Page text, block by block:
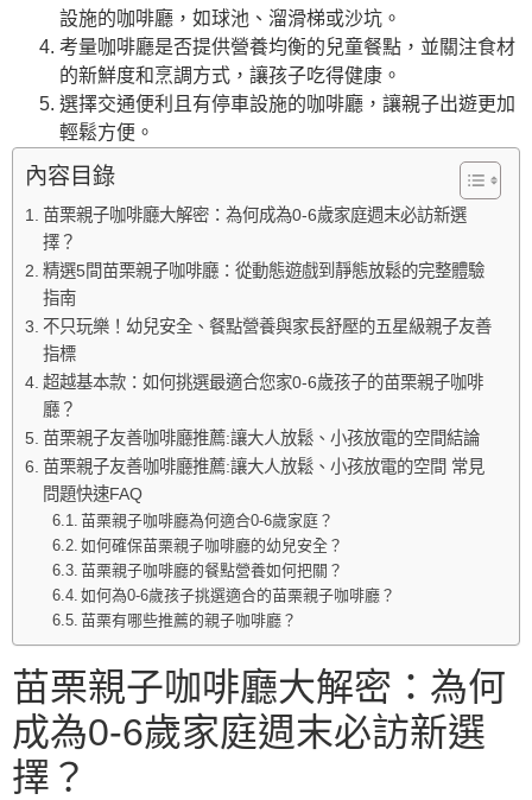
設施的咖啡廳，如球池、溜滑梯或沙坑。
考量咖啡廳是否提供營養均衡的兒童餐點，並關注食材
的新鮮度和烹調方式，讓孩子吃得健康。
選擇交通便利且有停車設施的咖啡廳，讓親子出遊更加
輕鬆方便。
內容目錄
苗栗親子咖啡廳大解密：為何成為0-6歲家庭週末必訪新選
擇？
精選5間苗栗親子咖啡廳：從動態遊戲到靜態放鬆的完整體驗
指南
不只玩樂！幼兒安全、餐點營養與家長舒壓的五星級親子友善
指標
超越基本款：如何挑選最適合您家0-6歲孩子的苗栗親子咖啡
廳？
苗栗親子友善咖啡廳推薦:讓大人放鬆、小孩放電的空間結論
苗栗親子友善咖啡廳推薦:讓大人放鬆、小孩放電的空間 常見
問題快速FAQ
苗栗親子咖啡廳為何適合0-6歲家庭？
如何確保苗栗親子咖啡廳的幼兒安全？
苗栗親子咖啡廳的餐點營養如何把關？
如何為0-6歲孩子挑選適合的苗栗親子咖啡廳？
苗栗有哪些推薦的親子咖啡廳？
苗栗親子咖啡廳大解密：為何
成為0-6歲家庭週末必訪新選
擇？